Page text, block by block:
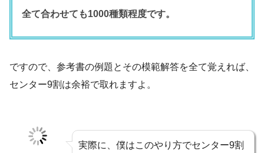
全て合わせても1000種類程度です。
ですので、参考書の例題とその模範解答を全て覚えれば、
センター9割は余裕で取れますよ。
実際に、僕はこのやり方でセンター9割